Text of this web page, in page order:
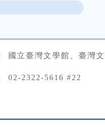
國立臺灣文學館、臺灣
02-2322-5616 #22